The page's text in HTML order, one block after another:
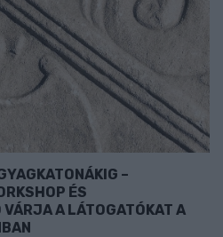
–
ÉS
A LÁTOGATÓKAT A